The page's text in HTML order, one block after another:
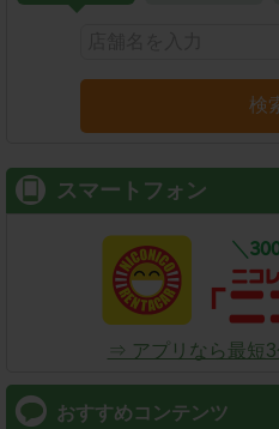
検
スマートフォン
⇒ アプリなら最短3
おすすめコンテンツ